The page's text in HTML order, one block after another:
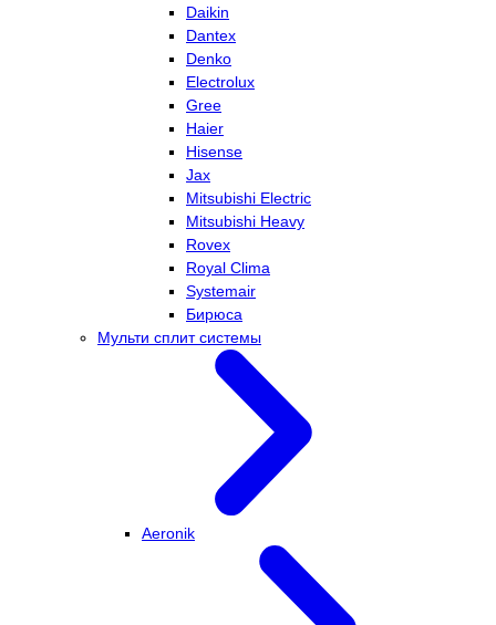
Daikin
Dantex
Denko
Electrolux
Gree
Haier
Hisense
Jax
Mitsubishi Electric
Mitsubishi Heavy
Rovex
Royal Clima
Systemair
Бирюса
Мульти сплит системы
Aeronik